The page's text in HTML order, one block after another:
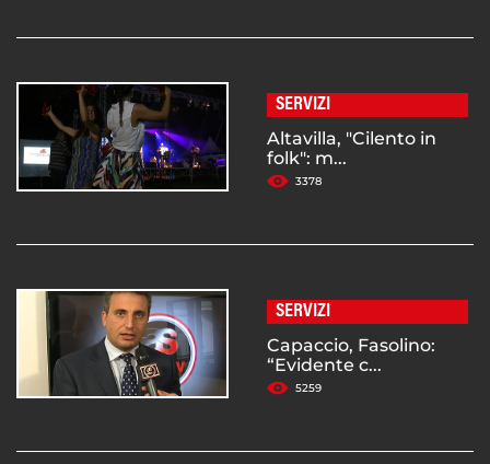
SERVIZI
Altavilla, "Cilento in
folk": m...
3378
SERVIZI
Capaccio, Fasolino:
“Evidente c...
5259